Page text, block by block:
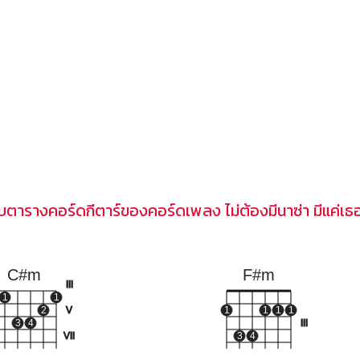
ตารางคอร์ดกีตาร์ของคอร์ดเพลง ไม่ต้องมีนาซ่า มีแค่เธ
C#m
V
VII
1
3 4
2
1
F#m
1
3 4
1 1 1